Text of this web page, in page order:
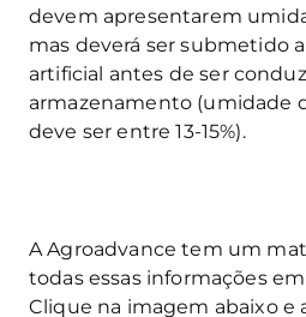
devem apresentarem
mas deverá ser submetido
artificial antes de ser
armazenamento (umidade
deve ser entre 13-15%).
A Agroadvance tem um
todas essas informações
Clique na imagem abaixo e